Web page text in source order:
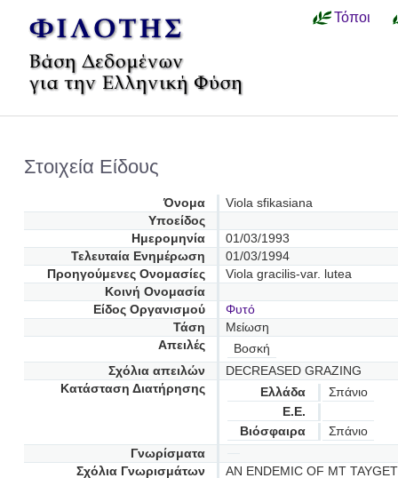
Τόποι
Στοιχεία Είδους
Όνομα
Viola sfikasiana
Υποείδος
Ημερομηνία
01/03/1993
Τελευταία Ενημέρωση
01/03/1994
Προηγούμενες Oνομασίες
Viola gracilis-var. lutea
Κοινή Ονομασία
Είδος Οργανισμού
Φυτό
Τάση
Μείωση
Απειλές
Βοσκή
Σχόλια απειλών
DECREASED GRAZING
Κατάσταση Διατήρησης
Ελλάδα
Σπάνιο
Ε.Ε.
Βιόσφαιρα
Σπάνιο
Γνωρίσματα
Σχόλια Γνωρισμάτων
AN ENDEMIC OF MT